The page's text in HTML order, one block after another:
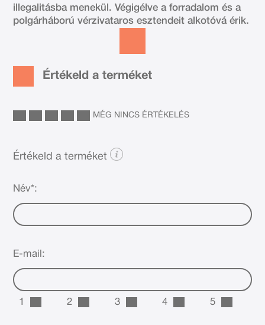
illegalitásba menekül. Végigélve a forradalom és a
polgárháború vérzivataros esztendeit alkotóvá érik.
Értékeld a terméket
MÉG NINCS ÉRTÉKELÉS
Értékeld a terméket
Név*:
E-mail:
1 2 3 4 5